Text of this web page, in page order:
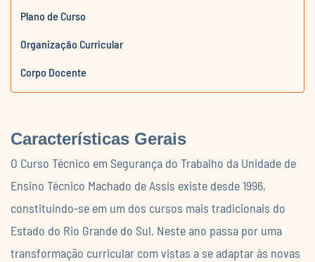
Plano de Curso
Organização Curricular
Corpo Docente
Características Gerais
O Curso Técnico em Segurança do Trabalho da Unidade de
Ensino Técnico Machado de Assis existe desde 1996,
constituindo-se em um dos cursos mais tradicionais do
Estado do Rio Grande do Sul. Neste ano passa por uma
transformação curricular com vistas a se adaptar às novas